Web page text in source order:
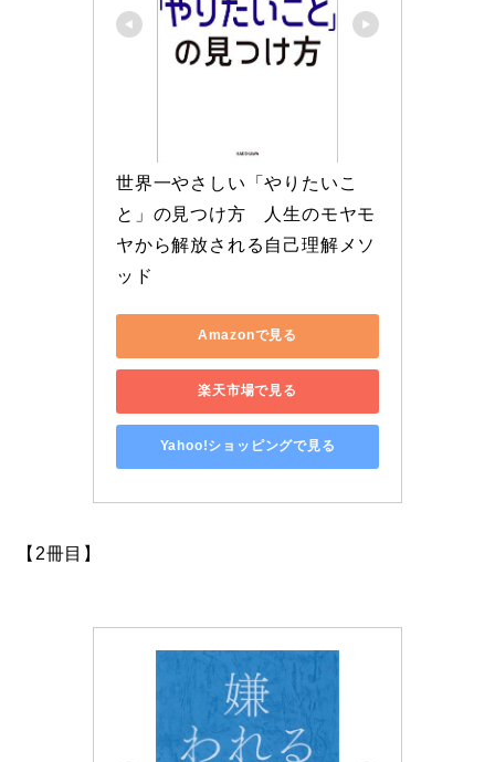
世界一やさしい「やりたいこ
と」の見つけ方　人生のモヤモ
ヤから解放される自己理解メソ
ッド
Amazonで見る
楽天市場で見る
Yahoo!ショッピングで見る
【2冊目】